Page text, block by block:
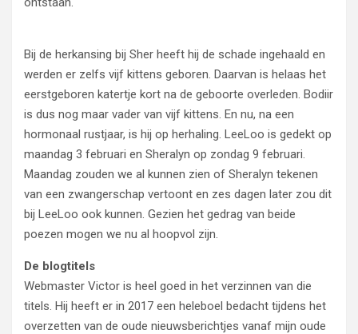
Bij de herkansing bij Sher heeft hij de schade ingehaald en
werden er zelfs vijf kittens geboren. Daarvan is helaas het
eerstgeboren katertje kort na de geboorte overleden. Bodiir
is dus nog maar vader van vijf kittens. En nu, na een
hormonaal rustjaar, is hij op herhaling. LeeLoo is gedekt op
maandag 3 februari en Sheralyn op zondag 9 februari.
Maandag zouden we al kunnen zien of Sheralyn tekenen
van een zwangerschap vertoont en zes dagen later zou dit
bij LeeLoo ook kunnen. Gezien het gedrag van beide
poezen mogen we nu al hoopvol zijn.
De blogtitels
Webmaster Victor is heel goed in het verzinnen van die
titels. Hij heeft er in 2017 een heleboel bedacht tijdens het
overzetten van de oude nieuwsberichtjes vanaf mijn oude